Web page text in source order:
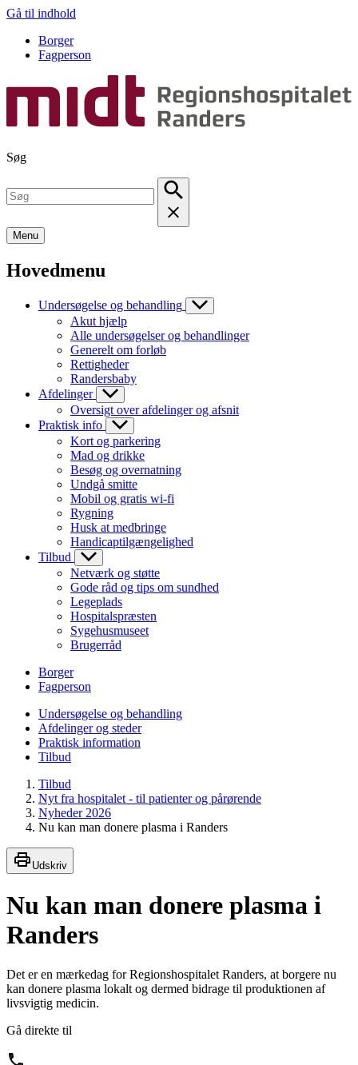
Gå til indhold
Borger
Fagperson
Søg
Menu
Hovedmenu
Undersøgelse og behandling
Akut hjælp
Alle undersøgelser og behandlinger
Generelt om forløb
Rettigheder
Randersbaby
Afdelinger
Oversigt over afdelinger og afsnit
Praktisk info
Kort og parkering
Mad og drikke
Besøg og overnatning
Undgå smitte
Mobil og gratis wi-fi
Rygning
Husk at medbringe
Handicaptilgængelighed
Tilbud
Netværk og støtte
Gode råd og tips om sundhed
Legeplads
Hospitalspræsten
Sygehusmuseet
Brugerråd
Borger
Fagperson
Undersøgelse og behandling
Afdelinger og steder
Praktisk information
Tilbud
Tilbud
Nyt fra hospitalet - til patienter og pårørende
Nyheder 2026
Nu kan man donere plasma i Randers
Udskriv
Nu kan man donere plasma i
Randers
Det er en mærkedag for Regionshospitalet Randers, at borgere nu
kan donere plasma lokalt og dermed bidrage til produktionen af
livsvigtig medicin.
Gå direkte til